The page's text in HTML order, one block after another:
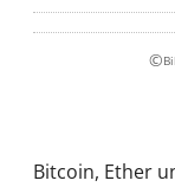
©
Bitcoin, Ether